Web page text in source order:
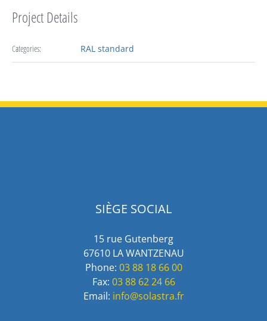
Project Details
Categories: RAL standard
SIÈGE SOCIAL
15 rue Gutenberg
67610 LA WANTZENAU
Phone: 03 88 18 66 00
Fax: 03 88 62 24 66
Email: info@solastra.fr